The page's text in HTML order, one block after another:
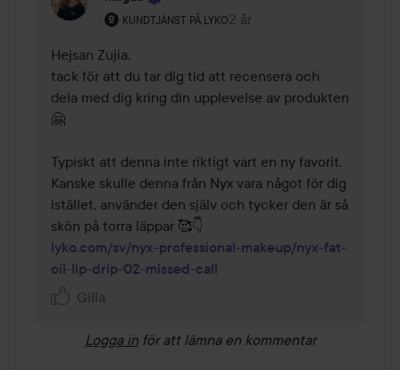
KUNDTJÄNST PÅ LYKO
Användarens roll: Kundtjänst på Lyko.
2 år
Kommentaren lades 2 år
Hejsan Zujia,
tack för att du tar dig tid att recensera och
dela med dig kring din upplevelse av produkten
🤗
Typiskt att denna inte riktigt vart en ny favorit.
Kanske skulle denna från Nyx vara något för dig
istället, använder den själv och tycker den är så
lyko.com/sv/nyx-professional-makeup/nyx-fat-
oil-lip-drip-02-missed-call
Gilla
Logga in för att lämna en kommentar